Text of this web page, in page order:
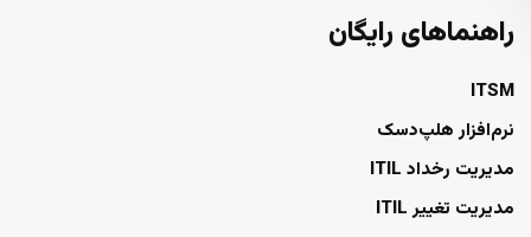
راهنماهای رایگان
ITSM
نرم‌افزار هلپ‌دسک
مدیریت رخداد ITIL
مدیریت تغییر ITIL